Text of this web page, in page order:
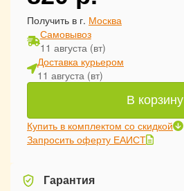
Получить в г. Москва
Самовывоз
11 августа (вт)
Доставка курьером
11 августа (вт)
В корзину
Купить в комплектом со скидкой
Запросить оферту ЕАИСТ
Гарантия